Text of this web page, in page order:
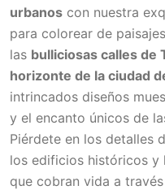
urbanos con nuestra
para colorear de
las bulliciosas calles de
horizonte de la ciudad
intrincados diseños
y el encanto únicos de
Piérdete en los detalles
los edificios históricos y
que cobran vida a